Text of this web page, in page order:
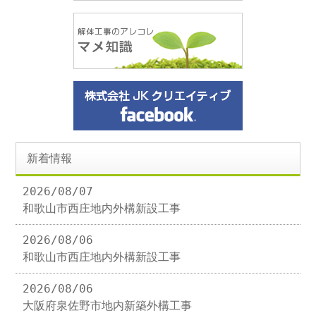
新着情報
2026/08/07
和歌山市西庄地内外構新設工事
2026/08/06
和歌山市西庄地内外構新設工事
2026/08/06
大阪府泉佐野市地内新築外構工事